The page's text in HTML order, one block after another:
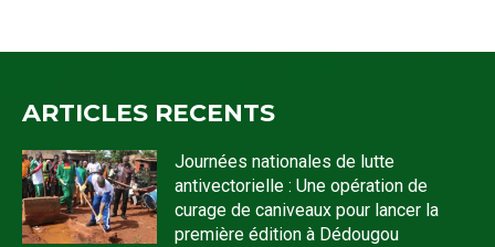
ARTICLES RECENTS
Journées nationales de lutte
antivectorielle : Une opération de
curage de caniveaux pour lancer la
première édition à Dédougou